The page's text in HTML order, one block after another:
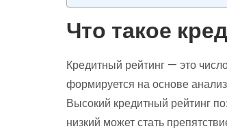
Что такое
Кредитный рейтинг — это
формируется на основе
Высокий кредитный рейтинг
низкий может стать